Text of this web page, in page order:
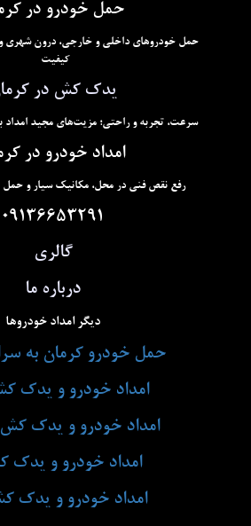
حمل خودرو در
حمل خودروهای داخلی و خارجی، درون شهری و
کیفیت
یدک کش در
سرعت، تجربه و راحتی؛ مزیت‌های مجید امداد
امداد خودرو در
رفع نقص فنی در محل، مکانیک سیار و حمل
09136653291
گالری
درباره ما
دیگر امداد خودروها
حمل خودرو کرمان به
امداد خودرو و یدک
امداد خودرو و یدک کش
امداد خودرو و یدک
امداد خودرو و یدک